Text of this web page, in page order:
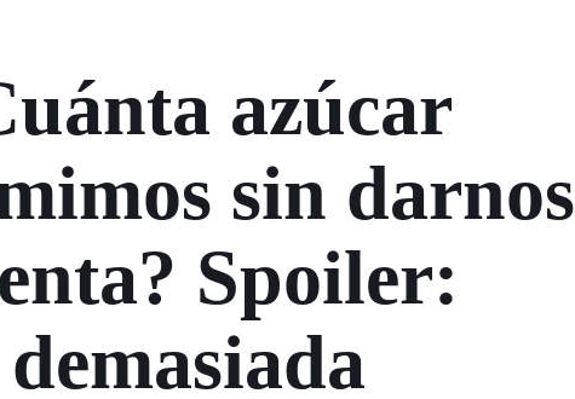
azúcar
sin darnos
Spoiler:
demasiada